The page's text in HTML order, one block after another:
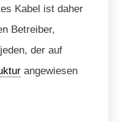
Kabel ist daher
Betreiber,
der auf
angewiesen